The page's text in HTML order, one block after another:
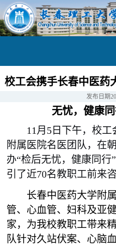
校工会携手长春中医药
无忧，健康
发布日期
11月5日下午，校工
附属医院名医团队，在
办“检后无忧，健康同行
引了近70名教职工前来
长春中医药大学附
管、心血管、妇科及亚
家，为我校教职工带来
队针对久站伏案、心脑